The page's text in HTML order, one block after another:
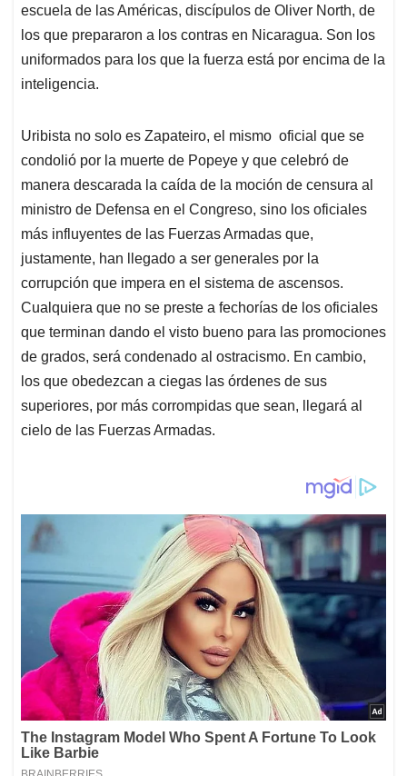
escuela de las Américas, discípulos de Oliver North, de
los que prepararon a los contras en Nicaragua. Son los
uniformados para los que la fuerza está por encima de la
inteligencia.
Uribista no solo es Zapateiro, el mismo oficial que se
condolió por la muerte de Popeye y que celebró de
manera descarada la caída de la moción de censura al
ministro de Defensa en el Congreso, sino los oficiales
más influyentes de las Fuerzas Armadas que,
justamente, han llegado a ser generales por la
corrupción que impera en el sistema de ascensos.
Cualquiera que no se preste a fechorías de los oficiales
que terminan dando el visto bueno para las promociones
de grados, será condenado al ostracismo. En cambio,
los que obedezcan a ciegas las órdenes de sus
superiores, por más corrompidas que sean, llegará al
cielo de las Fuerzas Armadas.